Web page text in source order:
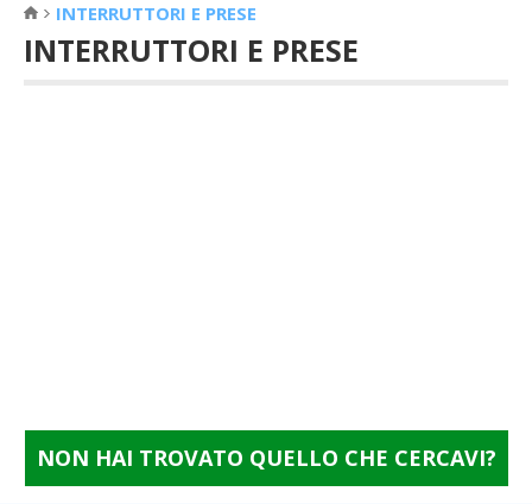
INTERRUTTORI E PRESE
INTERRUTTORI E PRESE
NON HAI TROVATO QUELLO CHE CERCAVI?